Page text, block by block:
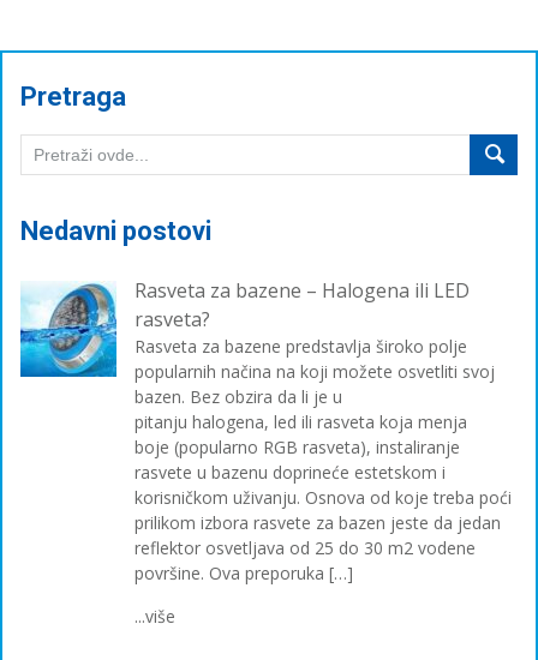
Pretraga
Nedavni postovi
Rasveta za bazene – Halogena ili LED
rasveta?
Rasveta za bazene predstavlja široko polje
popularnih načina na koji možete osvetliti svoj
bazen. Bez obzira da li je u
pitanju halogena, led ili rasveta koja menja
boje (popularno RGB rasveta), instaliranje
rasvete u bazenu doprineće estetskom i
korisničkom uživanju. Osnova od koje treba poći
prilikom izbora rasvete za bazen jeste da jedan
reflektor osvetljava od 25 do 30 m2 vodene
površine. Ova preporuka […]
...više